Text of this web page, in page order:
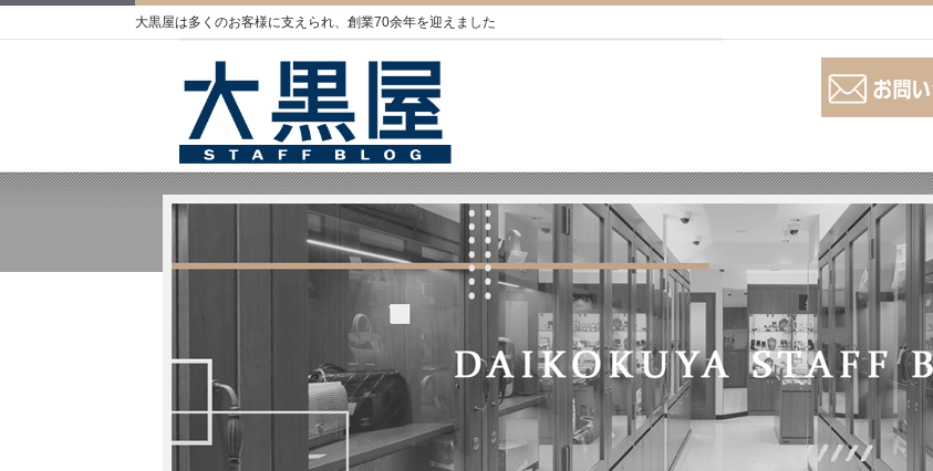
大黒屋は多くのお客様に支えられ、創業70余年を迎えました